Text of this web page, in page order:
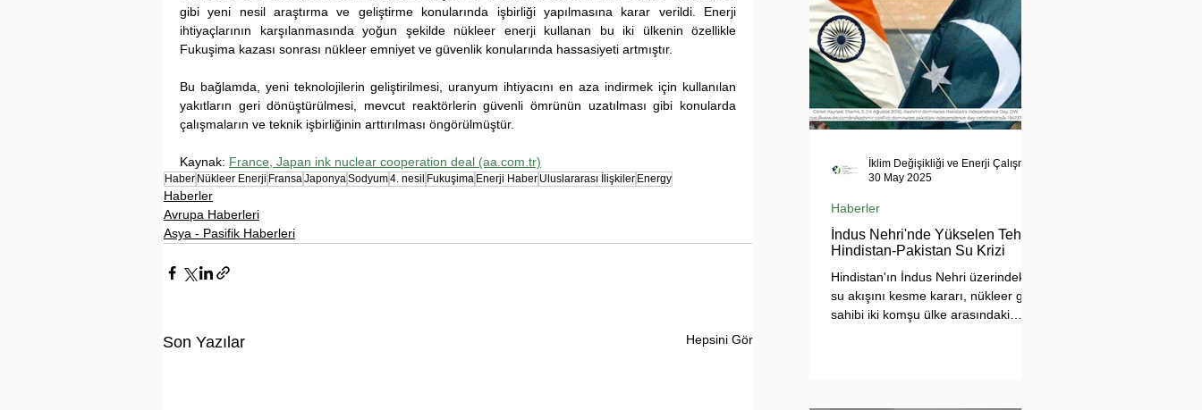
gibi yeni nesil araştırma ve geliştirme konularında işbirliği yapılmasına karar verildi. Enerji
ihtiyaçlarının karşılanmasında yoğun şekilde nükleer enerji kullanan bu iki ülkenin özellikle
Fukuşima kazası sonrası nükleer emniyet ve güvenlik konularında hassasiyeti artmıştır.
Bu bağlamda, yeni teknolojilerin geliştirilmesi, uranyum ihtiyacını en aza indirmek için kullanılan
yakıtların geri dönüştürülmesi, mevcut reaktörlerin güvenli ömrünün uzatılması gibi konularda
çalışmaların ve teknik işbirliğinin arttırılması öngörülmüştür.
Kaynak: France, Japan ink nuclear cooperation deal (aa.com.tr)
Haber Nükleer Enerji FransaJaponyaSodyum4. nesil Fukuşima Enerji Haber Uluslararası İlişkiler Energy
Haberler
Avrupa Haberleri
Asya - Pasifik Haberleri
Son Yazılar Hepsini Gör
İndus Nehri'nde Yükselen Tehdit:
Hindistan-Pakistan Su Krizi
Hindistan'ın İndus Nehri üzerindeki
su akışını kesme kararı, nükleer güç
sahibi iki komşu ülke arasındaki
Haberler
30 May 2025